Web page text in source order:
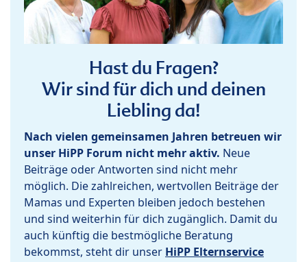
Hast du Fragen?
Wir sind für dich und deinen
Liebling da!
Nach vielen gemeinsamen Jahren betreuen wir
unser HiPP Forum nicht mehr aktiv. Neue
Beiträge oder Antworten sind nicht mehr
möglich. Die zahlreichen, wertvollen Beiträge der
Mamas und Experten bleiben jedoch bestehen
und sind weiterhin für dich zugänglich. Damit du
auch künftig die bestmögliche Beratung
bekommst, steht dir unser HiPP Elternservice